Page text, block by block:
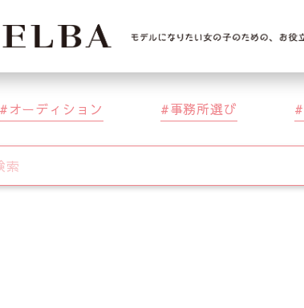
オーディション 事務所選び